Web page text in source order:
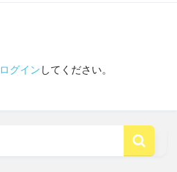
ログイン してください。